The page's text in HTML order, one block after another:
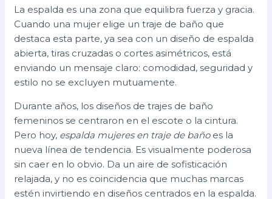
La espalda es una zona que equilibra fuerza y gracia.
Cuando una mujer elige un traje de baño que
destaca esta parte, ya sea con un diseño de espalda
abierta, tiras cruzadas o cortes asimétricos, está
enviando un mensaje claro: comodidad, seguridad y
estilo no se excluyen mutuamente.
Durante años, los diseños de trajes de baño
femeninos se centraron en el escote o la cintura.
Pero hoy, espalda mujeres en traje de bañoes la
nueva línea de tendencia. Es visualmente poderosa
sin caer en lo obvio. Da un aire de sofisticación
relajada, y no es coincidencia que muchas marcas
estén invirtiendo en diseños centrados en la espalda.